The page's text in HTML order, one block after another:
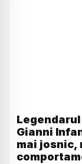
Gianni
mai josnic,